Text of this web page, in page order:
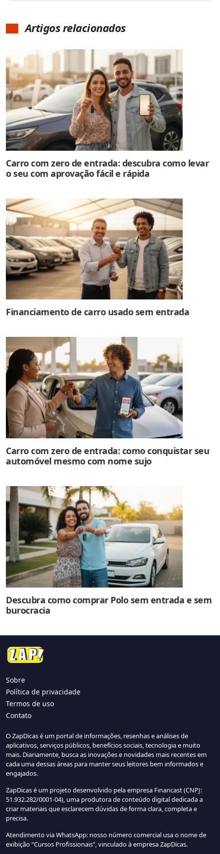
Artigos relacionados
Carro com zero de entrada: descubra como levar
o seu com aprovação fácil e rápida
Financiamento de carro usado sem entrada
Carro com zero de entrada: como conquistar seu
automóvel mesmo com nome sujo
Descubra como comprar Polo sem entrada e sem
burocracia
Sobre
Política de privacidade
Termos de uso
Contato
O ZapDicas é um portal de informações, resenhas e análises de
aplicativos, serviços públicos, benefícios sociais, tecnologia e muito
mais. Diariamente, busca as inovações e novidades mais recentes em
cada uma dessas áreas para manter seus leitores bem informados e
engajados.
ZapDicas é um projeto desenvolvido pela empresa Financast (CNPJ:
51.932.282/0001-04), uma produtora de conteúdo digital dedicada a
criar materiais que esclarecem dúvidas de forma clara, completa e
precisa.
Atendimento via WhatsApp: nosso número comercial usa o nome de
exibição “Cursos Profissionais”, vinculado à empresa ZapDicas.